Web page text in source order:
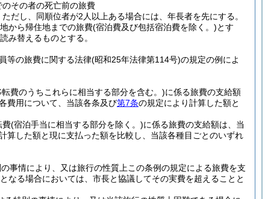
その者の死亡前の旅費
ただし、同順位者が2人以上ある場合には、年長者を先にする。
から帰住地までの旅費(宿泊費及び包括宿泊費を除く。)とす
み替えるものとする。
等の旅費に関する法律(昭和25年法律第114号)の規定の例によ
費のうちこれらに相当する部分を含む。)に係る旅費の支給額
費用について、当該各条及び第7条の規定により計算した額と
費(宿泊手当に相当する部分を除く。)に係る旅費の支給額は、当
算した額と現に支払った額を比較し、当該各種目ごとのいずれ
事情により、又は旅行の性質上この条例の規定による旅費を支
なる場合においては、市長と協議してその実費を超えることと